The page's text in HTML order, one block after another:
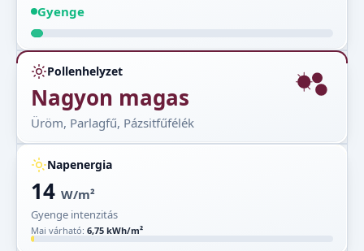
Gyenge
Pollenhelyzet
Nagyon magas
Üröm, Parlagfű, Pázsitfűfélék
Napenergia
14 W/m²
Gyenge intenzitás
Mai várható: 6,75 kWh/m²